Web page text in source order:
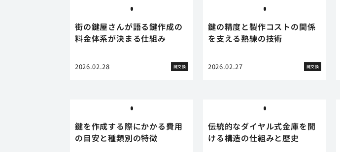
街の鍵屋さんが語る鍵作成の
料金体系が決まる仕組み
2026.02.28 鍵交換
鍵の精度と製作コストの関係
を支える熟練の技術
2026.02.27 鍵交換
鍵を作成する際にかかる費用
の目安と種類別の特徴
伝統的なダイヤル式金庫を開
ける構造の仕組みと歴史